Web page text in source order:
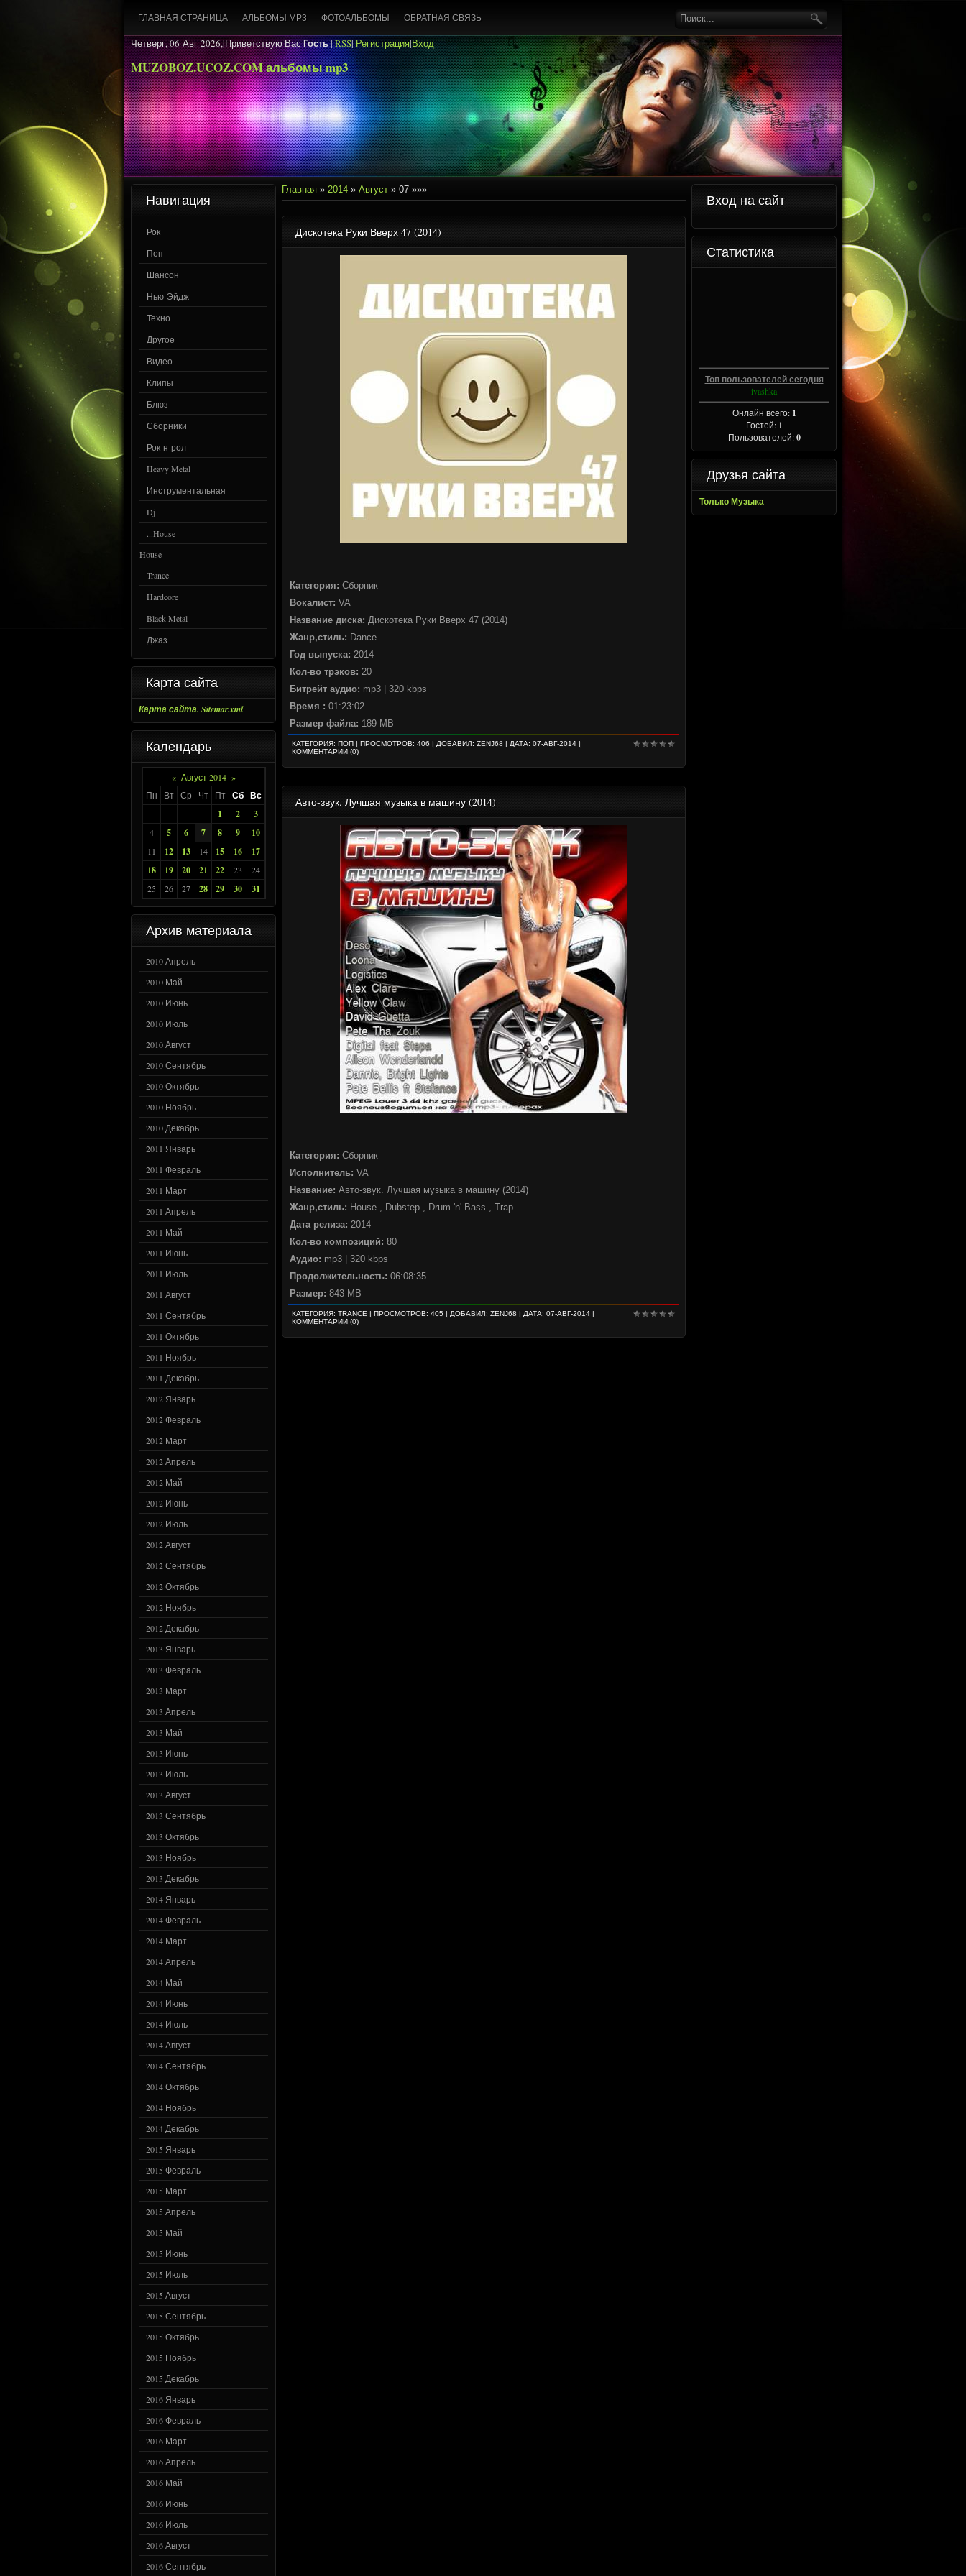
ГЛАВНАЯ СТРАНИЦА АЛЬБОМЫ MP3 ФОТОАЛЬБОМЫ ОБРАТНАЯ СВЯЗЬ
Четверг, 06-Авг-2026,|Приветствую ВасГость|RSS|Регистрация|Вход
MUZOBOZ.UCOZ.COM альбомы mp3
Навигация
Рок
Поп
Шансон
Нью-Эйдж
Техно
Другое
Видео
Клипы
Блюз
Сборники
Рок-н-рол
Heavy Metal
Инструментальная
Dj
...House
House
Trance
Hardcore
Black Metal
Джаз
Карта сайта
Карта сайта. Sitemar.xml
Календарь
« Август 2014 »
Пн
Вт Ср Чт Пт Сб Вс
1
2 3
4 5 6 7 8 9 10
11 12 13 14 15 16
17
18
19 20 21 22 23
24
25
26 27 28 29 30 31
Архив материала
2010 Апрель
2010 Май
2010 Июнь
2010 Июль
2010 Август
2010 Сентябрь
2010 Октябрь
2010 Ноябрь
2010 Декабрь
2011 Январь
2011 Февраль
2011 Март
2011 Апрель
2011 Май
2011 Июнь
2011 Июль
2011 Август
2011 Сентябрь
2011 Октябрь
2011 Ноябрь
2011 Декабрь
2012 Январь
2012 Февраль
2012 Март
2012 Апрель
2012 Май
2012 Июнь
2012 Июль
2012 Август
2012 Сентябрь
2012 Октябрь
2012 Ноябрь
2012 Декабрь
2013 Январь
2013 Февраль
2013 Март
2013 Апрель
2013 Май
2013 Июнь
2013 Июль
2013 Август
2013 Сентябрь
2013 Октябрь
2013 Ноябрь
2013 Декабрь
2014 Январь
2014 Февраль
2014 Март
2014 Апрель
2014 Май
2014 Июнь
2014 Июль
2014 Август
2014 Сентябрь
2014 Октябрь
2014 Ноябрь
2014 Декабрь
2015 Январь
2015 Февраль
2015 Март
2015 Апрель
2015 Май
2015 Июнь
2015 Июль
2015 Август
2015 Сентябрь
2015 Октябрь
2015 Ноябрь
2015 Декабрь
2016 Январь
2016 Февраль
2016 Март
2016 Апрель
2016 Май
2016 Июнь
2016 Июль
2016 Август
2016 Сентябрь
Главная » 2014 » Август » 07 »»»
Дискотека Руки Вверх 47 (2014)
Категория: Сборник
Вокалист: VA
Название диска: Дискотека Руки Вверх 47 (2014)
Жанр,стиль: Dance
Год выпуска: 2014
Кол-во трэков: 20
Битрейт аудио: mp3 | 320 kbps
Время : 01:23:02
Размер файла: 189 MB
КАТЕГОРИЯ: ПОП | ПРОСМОТРОВ: 406 | ДОБАВИЛ: ZENJ68 | ДАТА: 07-АВГ-2014 |
КОММЕНТАРИИ (0)
Авто-звук. Лучшая музыка в машину (2014)
Категория: Сборник
Исполнитель: VA
Название: Авто-звук. Лучшая музыка в машину (2014)
Жанр,стиль: House , Dubstep , Drum 'n' Bass , Trap
Дата релиза: 2014
Кол-во композиций: 80
Аудио: mp3 | 320 kbps
Продолжительность: 06:08:35
Размер: 843 MB
КАТЕГОРИЯ: TRANCE | ПРОСМОТРОВ: 405 | ДОБАВИЛ: ZENJ68 | ДАТА: 07-АВГ-2014 |
КОММЕНТАРИИ (0)
Вход на сайт
Статистика
Топ пользователей сегодня
ivashka
Онлайн всего: 1
Гостей: 1
Пользователей:0
Друзья сайта
Только Музыка